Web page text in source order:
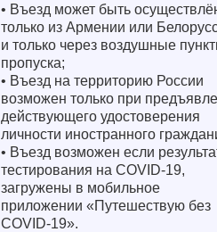
• Въезд может быть
только из Армении или
и только через воздушные
пропуска;
• Въезд на территорию России
возможен только при
действующего удостоверения
личности иностранного
• Въезд возможен если
тестирования на COVID-19,
загружены в мобильное
приложении «Путешествую без
COVID-19».